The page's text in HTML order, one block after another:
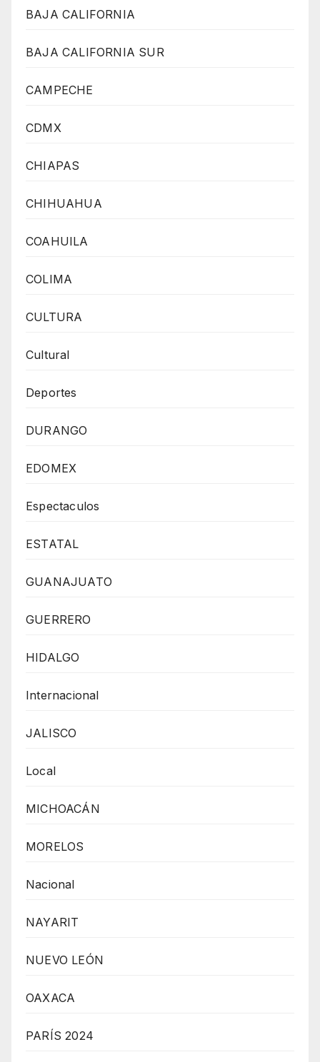
BAJA CALIFORNIA
BAJA CALIFORNIA SUR
CAMPECHE
CDMX
CHIAPAS
CHIHUAHUA
COAHUILA
COLIMA
CULTURA
Cultural
Deportes
DURANGO
EDOMEX
Espectaculos
ESTATAL
GUANAJUATO
GUERRERO
HIDALGO
Internacional
JALISCO
Local
MICHOACÁN
MORELOS
Nacional
NAYARIT
NUEVO LEÓN
OAXACA
PARÍS 2024